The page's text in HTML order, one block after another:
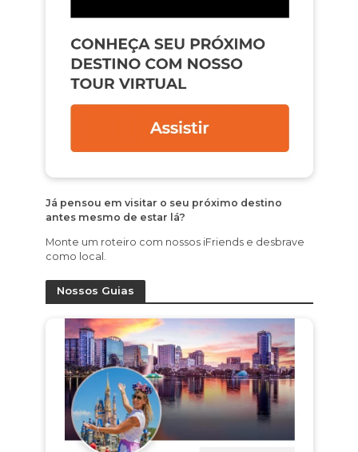
Já pensou em visitar o seu próximo destino
antes mesmo de estar lá?
Monte um roteiro com nossos iFriends e desbrave
como local.
Nossos Guias